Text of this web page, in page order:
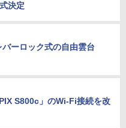
決定
ーロック式の自由雲台
S800c」のWi-Fi接続を改